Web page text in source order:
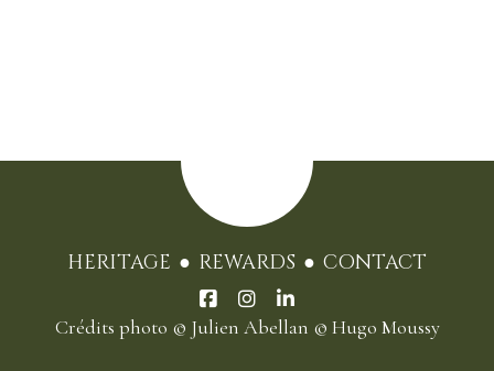
HERITAGE REWARDS CONTACT
Crédits photo © Julien Abellan © Hugo Moussy